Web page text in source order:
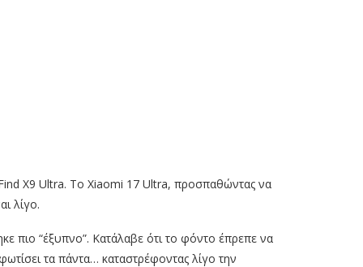
X9 Ultra. Το Xiaomi 17 Ultra, προσπαθώντας να
λίγο.
πιο “έξυπνο”. Κατάλαβε ότι το φόντο έπρεπε να
τα πάντα… καταστρέφοντας λίγο την